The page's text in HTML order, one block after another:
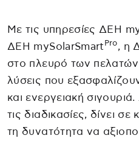
Με τις υπηρεσίες ΔΕΗ
ΔΕΗ mySolarSmart Pro, η
στο πλευρό των
λύσεις που
και ενεργειακή
τις διαδικασίες, δίνει σε
τη δυνατότητα να